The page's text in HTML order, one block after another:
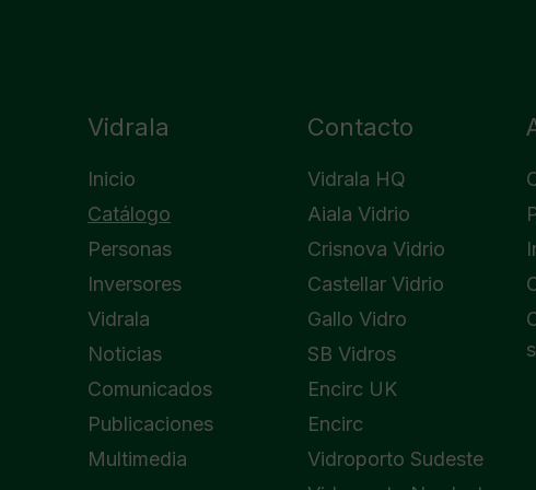
Vidrala
Inicio
Catálogo
Personas
Inversores
Vidrala
Noticias
Comunicados
Publicaciones
Multimedia
Contacto
Vidrala HQ
Aiala Vidrio
Crisnova Vidrio
Castellar Vidrio
Gallo Vidro
SB Vidros
Encirc UK
Encirc
Vidroporto Sudeste